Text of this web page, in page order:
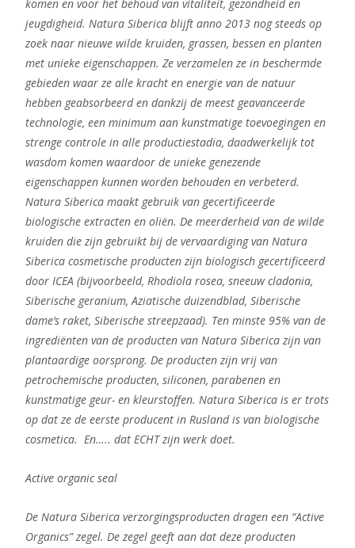
komen en voor het behoud van vitaliteit, gezondheid en
jeugdigheid. Natura Siberica blijft anno 2013 nog steeds op
zoek naar nieuwe wilde kruiden, grassen, bessen en planten
met unieke eigenschappen. Ze verzamelen ze in beschermde
gebieden waar ze alle kracht en energie van de natuur
hebben geabsorbeerd en dankzij de meest geavanceerde
technologie, een minimum aan kunstmatige toevoegingen en
strenge controle in alle productiestadia, daadwerkelijk tot
wasdom komen waardoor de unieke genezende
eigenschappen kunnen worden behouden en verbeterd.
Natura Siberica maakt gebruik van gecertificeerde
biologische extracten en oliën. De meerderheid van de wilde
kruiden die zijn gebruikt bij de vervaardiging van Natura
Siberica cosmetische producten zijn biologisch gecertificeerd
door ICEA (bijvoorbeeld, Rhodiola rosea, sneeuw cladonia,
Siberische geranium, Aziatische duizendblad, Siberische
dame’s raket, Siberische streepzaad). Ten minste 95% van de
ingrediënten van de producten van Natura Siberica zijn van
plantaardige oorsprong. De producten zijn vrij van
petrochemische producten, siliconen, parabenen en
kunstmatige geur- en kleurstoffen. Natura Siberica is er trots
op dat ze de eerste producent in Rusland is van biologische
cosmetica. En….. dat ECHT zijn werk doet.
Active organic seal
De Natura Siberica verzorgingsproducten dragen een “Active
Organics” zegel. De zegel geeft aan dat deze producten